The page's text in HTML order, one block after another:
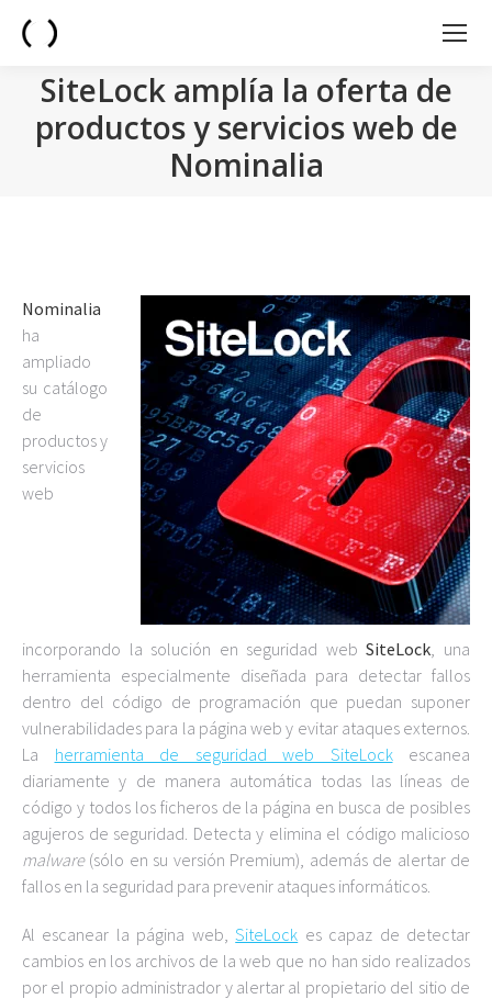
SiteLock amplía la oferta de
productos y servicios web de
Nominalia
Nominalia
ha
ampliado
su catálogo
de
productos y
servicios
web
incorporando la solución en seguridad webSiteLock, una
herramienta especialmente diseñada para detectar fallos
dentro del código de programación que puedan suponer
vulnerabilidades para la página web y evitar ataques externos.
La herramienta de seguridad web SiteLockescanea
diariamente y de manera automática todas las líneas de
código y todos los ficheros de la página en busca de posibles
agujeros de seguridad. Detecta y elimina el código malicioso
malware(sólo en su versión Premium), además de alertar de
fallos en la seguridad para prevenir ataques informáticos.
Al escanear la página web,SiteLock es capaz de detectar
cambios en los archivos de la web que no han sido realizados
por el propio administrador y alertar al propietario del sitio de